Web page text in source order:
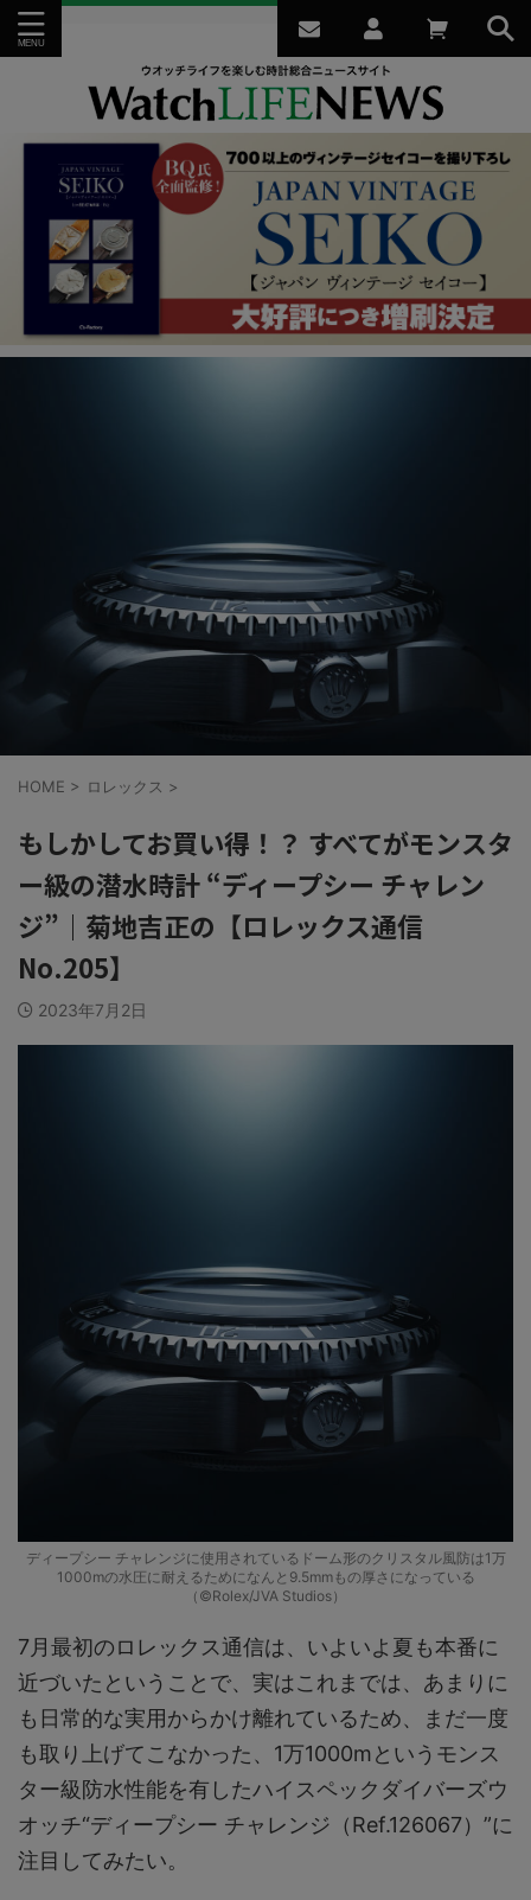
HOME > ロレックス >
もしかしてお買い得！？ すべてがモンスタ
ー級の潜水時計 “ディープシー チャレン
ジ”｜菊地吉正の【ロレックス通信
No.205】
2023年7月2日
ディープシー チャレンジに使用されているドーム形のクリスタル風防は1万
1000mの水圧に耐えるためになんと9.5mmもの厚さになっている
（©Rolex/JVA Studios）
7月最初のロレックス通信は、いよいよ夏も本番に
近づいたということで、実はこれまでは、あまりに
も日常的な実用からかけ離れているため、まだ一度
も取り上げてこなかった、1万1000mというモンス
ター級防水性能を有したハイスペックダイバーズウ
オッチ“ディープシー チャレンジ（Ref.126067）”に
注目してみたい。